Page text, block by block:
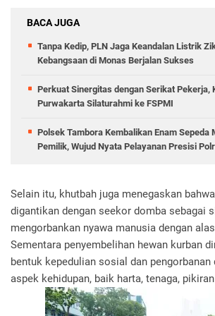
BACA JUGA
Tanpa Kedip, PLN Jaga Keandalan Listrik
Kebangsaan di Monas Berjalan Sukses
Perkuat Sinergitas dengan Serikat Pekerja,
Purwakarta Silaturahmi ke FSPMI
Polsek Tambora Kembalikan Enam Sepeda
Pemilik, Wujud Nyata Pelayanan Presisi
Selain itu, khutbah juga menegaskan
digantikan dengan seekor domba sebagai
mengorbankan nyawa manusia dengan
Sementara penyembelihan hewan kurban
bentuk kepedulian sosial dan pengorbanan
aspek kehidupan, baik harta, tenaga,